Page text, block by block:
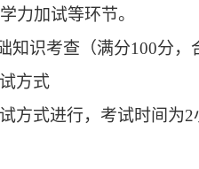
力加试等环节。
知识考查（满分100分，
方式
方式进行，考试时间为2